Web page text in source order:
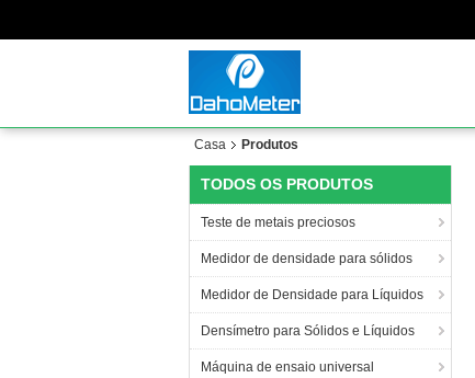
Casa Produtos
TODOS OS PRODUTOS
Teste de metais preciosos
Medidor de densidade para sólidos
Medidor de Densidade para Líquidos
Densímetro para Sólidos e Líquidos
Máquina de ensaio universal